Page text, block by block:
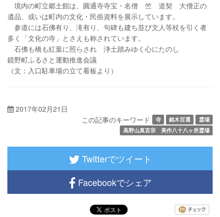
境内の町立郷土館は、圓通寺寺宝・名僧 竺 道契 大僧正の
遺品、或いは町内の文化・民俗資料を展示しています。
参道には石佛有り、滝有り、句碑も建ち並び文人等杖を引く者
多く「文化の寺」とさえも称されています。
石佛も橋も紅葉に照らされ 浄土踏みゆく心にたのし
鏡野町ふるさと運動推進会議
（文：入口駐車場の立て看板より）
2017年02月21日
この記事のキーワード
寺 銘木百選
霊場
高野山真言宗 美作八十八ヶ所霊場
Twitterでツイート
Facebookでシェア